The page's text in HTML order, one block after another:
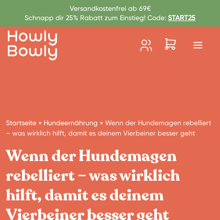
Zum Inhalt springenVersandkostenfrei ab 69€
Schnapp dir 25% Rabatt zum Einstieg! Code: START25
Startseite » Hundeernährung » Wenn der Hundemagen rebelliert
– was wirklich hilft, damit es deinem Vierbeiner besser geht
Wenn der Hundemagen
rebelliert – was wirklich
hilft, damit es deinem
Vierbeiner besser geht